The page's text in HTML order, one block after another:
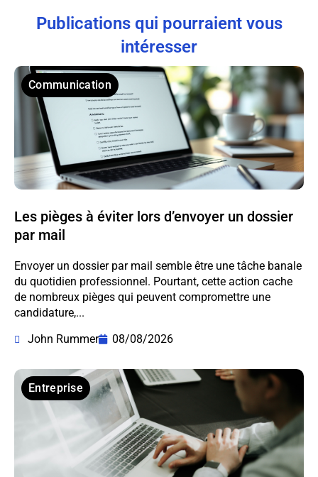
Publications qui pourraient vous
intéresser
Communication
Les pièges à éviter lors d’envoyer un dossier
par mail
Envoyer un dossier par mail semble être une tâche banale
du quotidien professionnel. Pourtant, cette action cache
de nombreux pièges qui peuvent compromettre une
candidature,...
John Rummer
08/08/2026
Entreprise